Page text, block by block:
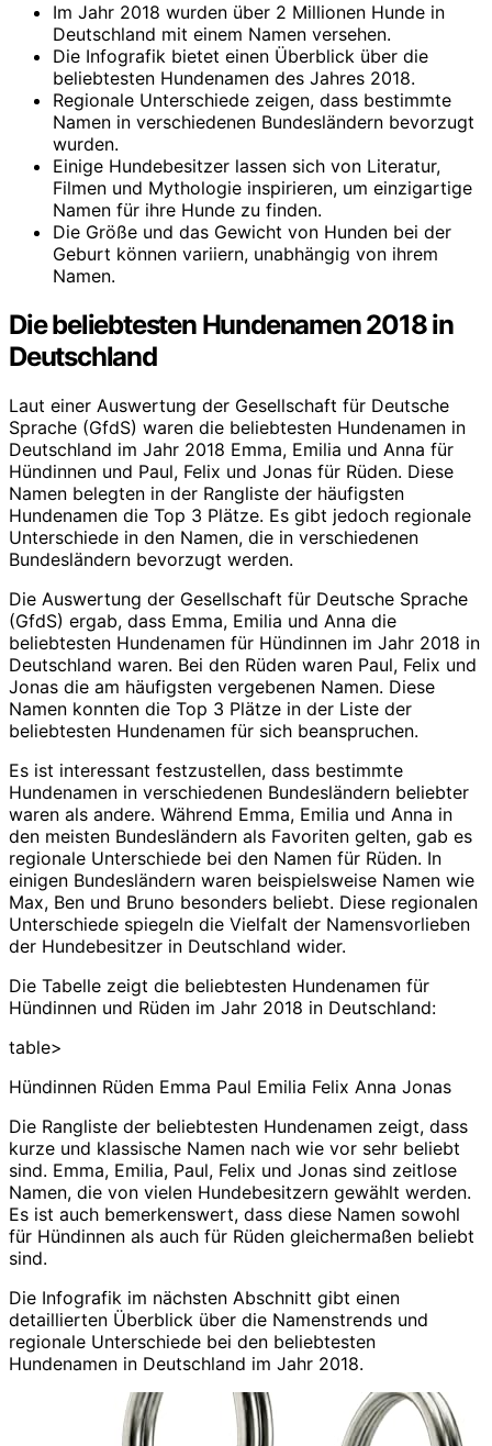
Im Jahr 2018 wurden über 2 Millionen Hunde in
Deutschland mit einem Namen versehen.
Die Infografik bietet einen Überblick über die
beliebtesten Hundenamen des Jahres 2018.
Regionale Unterschiede zeigen, dass bestimmte
Namen in verschiedenen Bundesländern bevorzugt
wurden.
Einige Hundebesitzer lassen sich von Literatur,
Filmen und Mythologie inspirieren, um einzigartige
Namen für ihre Hunde zu finden.
Die Größe und das Gewicht von Hunden bei der
Geburt können variiern, unabhängig von ihrem
Namen.
Die beliebtesten Hundenamen 2018 in
Deutschland
Laut einer Auswertung der Gesellschaft für Deutsche
Sprache (GfdS) waren die beliebtesten Hundenamen in
Deutschland im Jahr 2018 Emma, Emilia und Anna für
Hündinnen und Paul, Felix und Jonas für Rüden. Diese
Namen belegten in der Rangliste der häufigsten
Hundenamen die Top 3 Plätze. Es gibt jedoch regionale
Unterschiede in den Namen, die in verschiedenen
Bundesländern bevorzugt werden.
Die Auswertung der Gesellschaft für Deutsche Sprache
(GfdS) ergab, dass Emma, Emilia und Anna die
beliebtesten Hundenamen für Hündinnen im Jahr 2018 in
Deutschland waren. Bei den Rüden waren Paul, Felix und
Jonas die am häufigsten vergebenen Namen. Diese
Namen konnten die Top 3 Plätze in der Liste der
beliebtesten Hundenamen für sich beanspruchen.
Es ist interessant festzustellen, dass bestimmte
Hundenamen in verschiedenen Bundesländern beliebter
waren als andere. Während Emma, Emilia und Anna in
den meisten Bundesländern als Favoriten gelten, gab es
regionale Unterschiede bei den Namen für Rüden. In
einigen Bundesländern waren beispielsweise Namen wie
Max, Ben und Bruno besonders beliebt. Diese regionalen
Unterschiede spiegeln die Vielfalt der Namensvorlieben
der Hundebesitzer in Deutschland wider.
Die Tabelle zeigt die beliebtesten Hundenamen für
Hündinnen und Rüden im Jahr 2018 in Deutschland:
table>
Hündinnen Rüden Emma Paul Emilia Felix Anna Jonas
Die Rangliste der beliebtesten Hundenamen zeigt, dass
kurze und klassische Namen nach wie vor sehr beliebt
sind. Emma, Emilia, Paul, Felix und Jonas sind zeitlose
Namen, die von vielen Hundebesitzern gewählt werden.
Es ist auch bemerkenswert, dass diese Namen sowohl
für Hündinnen als auch für Rüden gleichermaßen beliebt
sind.
Die Infografik im nächsten Abschnitt gibt einen
detaillierten Überblick über die Namenstrends und
regionale Unterschiede bei den beliebtesten
Hundenamen in Deutschland im Jahr 2018.